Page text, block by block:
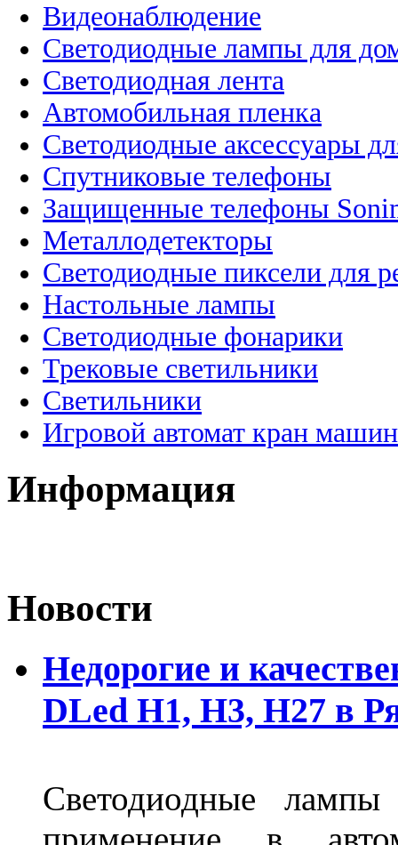
Видеонаблюдение
Светодиодные лампы для
Светодиодная лента
Автомобильная пленка
Светодиодные аксессуары
Спутниковые телефоны
Защищенные телефоны
Металлодетекторы
Светодиодные пиксели для
Настольные лампы
Светодиодные фонарики
Трековые светильники
Светильники
Игровой автомат кран
Информация
Новости
Недорогие и
DLed Н1, Н3, Н27 в
Светодиодные